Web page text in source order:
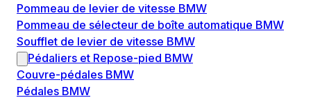
Pommeau de levier de vitesse BMW
Pommeau de sélecteur de boîte automatique BMW
Soufflet de levier de vitesse BMW
Pédaliers et Repose-pied BMW
Couvre-pédales BMW
Pédales BMW